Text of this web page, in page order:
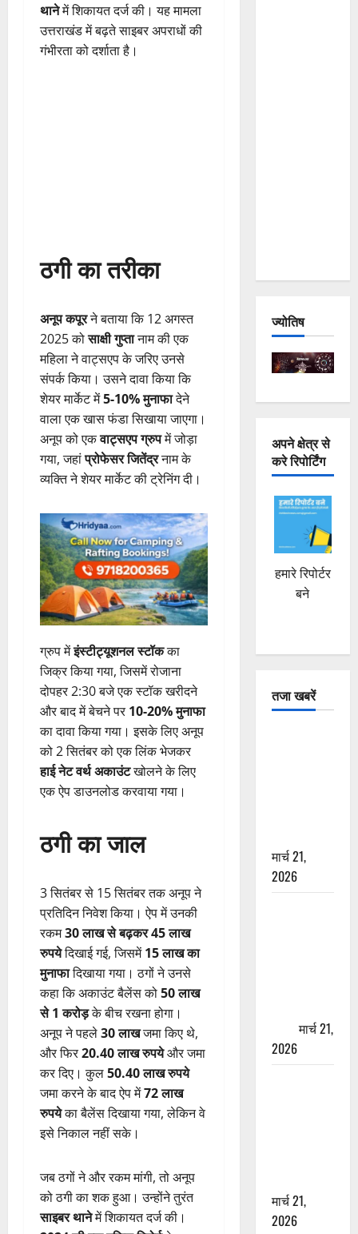
थानेमें शिकायत दर्ज की। यह मामला
उत्तराखंड में बढ़ते साइबर अपराधों की
गंभीरता को दर्शाता है।
ठगी का तरीका
अनूप कपूरने बताया कि 12 अगस्त
2025 कोसाक्षी गुप्तानाम की एक
महिला ने वाट्सएप के जरिए उनसे
संपर्क किया। उसने दावा किया कि
शेयर मार्केट में5-10% मुनाफादेने
वाला एक खास फंडा सिखाया जाएगा।
अनूप को एकवाट्सएप ग्रुपमें जोड़ा
गया, जहांप्रोफेसर जितेंद्रनाम के
व्यक्ति ने शेयर मार्केट की ट्रेनिंग दी।
ग्रुप मेंइंस्टीट्यूशनल स्टॉकका
जिक्र किया गया, जिसमें रोजाना
दोपहर 2:30 बजे एक स्टॉक खरीदने
और बाद में बेचने पर 10-20% मुनाफा
का दावा किया गया। इसके लिए अनूप
को 2 सितंबर को एक लिंक भेजकर
हाई नेट वर्थ अकाउंटखोलने के लिए
एक ऐप डाउनलोड करवाया गया।
ठगी का जाल
3 सितंबर से 15 सितंबर तक अनूप ने
प्रतिदिन निवेश किया। ऐप में उनकी
रकम30 लाख से बढ़कर 45 लाख
रुपयेदिखाई गई, जिसमें15 लाख का
मुनाफादिखाया गया। ठगों ने उनसे
कहा कि अकाउंट बैलेंस को50 लाख
से 1 करोड़के बीच रखना होगा।
अनूप ने पहले30 लाखजमा किए थे,
और फिर20.40 लाख रुपयेऔर जमा
कर दिए। कुल50.40 लाख रुपये
जमा करने के बाद ऐप में72 लाख
रुपयेका बैलेंस दिखाया गया, लेकिन वे
इसे निकाल नहीं सके।
जब ठगों ने और रकम मांगी, तो अनूप
को ठगी का शक हुआ। उन्होंने तुरंत
साइबर थानेमें शिकायत दर्ज की।
ज्योतिष
अपने क्षेत्र से
करे रिपोर्टिंग
हमारे रिपोर्टर
बने
तजा खबरें
मार्च 21,
2026
मार्च 21,
2026
मार्च 21,
2026